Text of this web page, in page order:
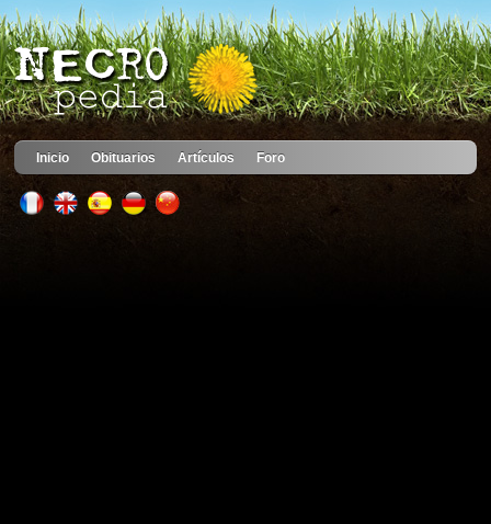
Inicio Obituarios Artículos Foro